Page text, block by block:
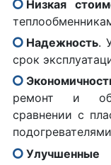
Низкая
Надежность.
срок
ремонт и
сравнении с